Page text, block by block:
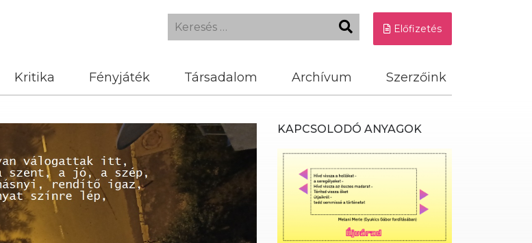
Előfizetés
Kritika Fényjáték Társadalom Archívum Szerzőink
KAPCSOLODÓ ANYAGOK